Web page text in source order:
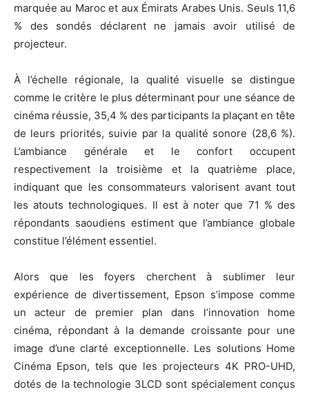
marquée au Maroc et aux Émirats Arabes Unis. Seuls 11,6
% des sondés déclarent ne jamais avoir utilisé de
projecteur.
À l’échelle régionale, la qualité visuelle se distingue
comme le critère le plus déterminant pour une séance de
cinéma réussie, 35,4 % des participants la plaçant en tête
de leurs priorités, suivie par la qualité sonore (28,6 %).
L’ambiance générale et le confort occupent
respectivement la troisième et la quatrième place,
indiquant que les consommateurs valorisent avant tout
les atouts technologiques. Il est à noter que 71 % des
répondants saoudiens estiment que l’ambiance globale
constitue l’élément essentiel.
Alors que les foyers cherchent à sublimer leur
expérience de divertissement, Epson s’impose comme
un acteur de premier plan dans l’innovation home
cinéma, répondant à la demande croissante pour une
image d’une clarté exceptionnelle. Les solutions Home
Cinéma Epson, tels que les projecteurs 4K PRO-UHD,
dotés de la technologie 3LCD sont spécialement conçus